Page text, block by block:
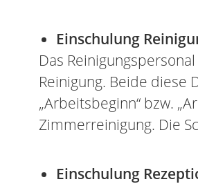
Einschulung
Das
Reinigung. Beide diese
„Arbeitsbeginn“ bzw.
Zimmerreinigung. Die
Einschulung